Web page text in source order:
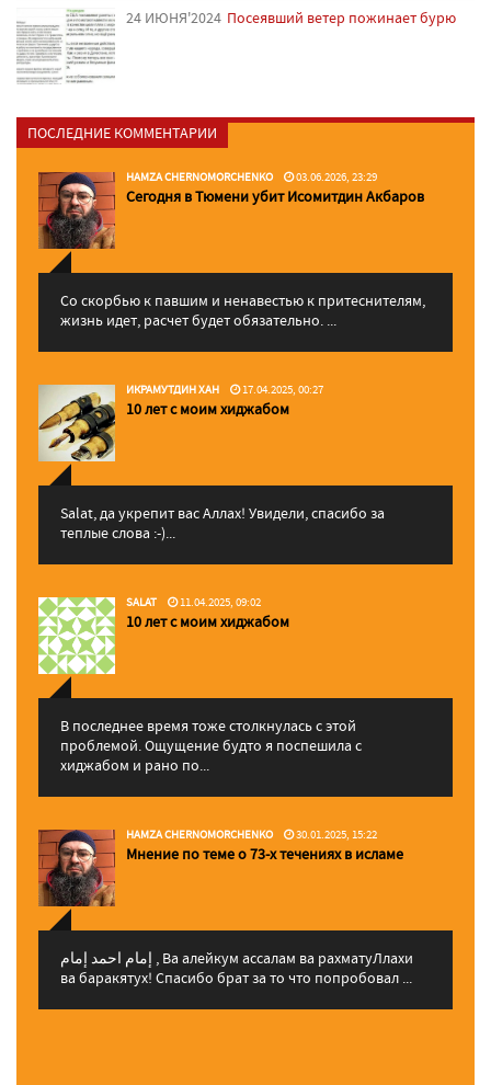
24 ИЮНЯ'2024 Посеявший ветер пожинает бурю
ПОСЛЕДНИЕ КОММЕНТАРИИ
HAMZA CHERNOMORCHENKO 03.06.2026, 23:29
Сегодня в Тюмени убит Исомитдин Акбаров
Со скорбью к павшим и ненавестью к притеснителям,
жизнь идет, расчет будет обязательно. ...
ИКРАМУТДИН ХАН 17.04.2025, 00:27
10 лет с моим хиджабом
Salat, да укрепит вас Аллаx! Увидели, спасибо за
теплые слова :-)...
SALAT 11.04.2025, 09:02
10 лет с моим хиджабом
В последнее время тоже столкнулась с этой
проблемой. Ощущение будто я поспешила с
хиджабом и рано по...
HAMZA CHERNOMORCHENKO 30.01.2025, 15:22
Мнение по теме о 73-х течениях в исламе
إمام احمد إمام , Ва алейкум ассалам ва рахматуЛлахи
ва баракятух! Спасибо брат за то что попробовал ...